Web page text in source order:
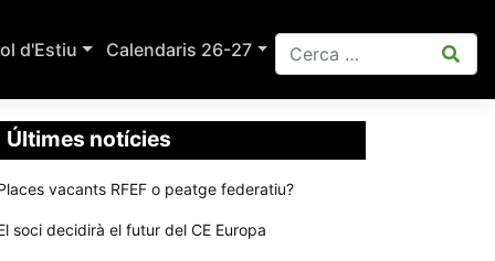
d'Estiu Calendaris 26-27
Últimes notícies
vacants RFEF o peatge federatiu?
soci decidirà el futur del CE Europa